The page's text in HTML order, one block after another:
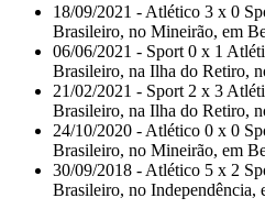
18/09/2021 - Atlético 3 x 0
Brasileiro, no Mineirão, em
06/06/2021 - Sport 0 x 1
Brasileiro, na Ilha do Retiro,
21/02/2021 - Sport 2 x 3
Brasileiro, na Ilha do Retiro,
24/10/2020 - Atlético 0 x 0
Brasileiro, no Mineirão, em
30/09/2018 - Atlético 5 x 2
Brasileiro, no